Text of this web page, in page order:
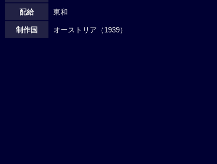
配給 東和
制作国 オーストリア（1939）